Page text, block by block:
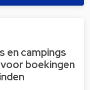
en campings
boekingen